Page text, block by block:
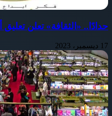
حدادًا.. «الثقافة» تعلن تعليق
17 ديسمبر، 2023